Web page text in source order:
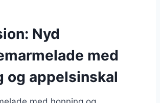
Nyd
med
og appelsinskal